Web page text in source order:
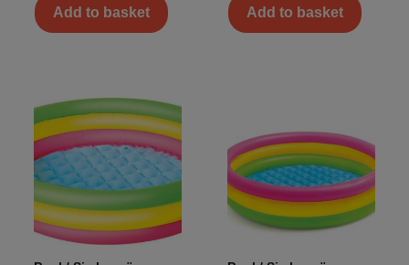
Add to basket Add to basket